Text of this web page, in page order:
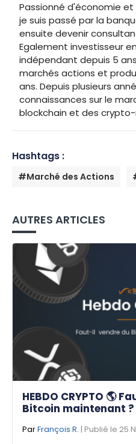
Passionné d'économie
je suis passé par la
ensuite devenir
Egalement investisseur
indépendant depuis 5
marchés actions et
ans. Depuis plusieurs
connaissances sur le
blockchain et des
Hashtags :
#Marché des Actions
AUTRES ARTICLES
HEBDO CRYPTO 🌎
Bitcoin maintenant ?
ParFrançois R. | Publié le 25